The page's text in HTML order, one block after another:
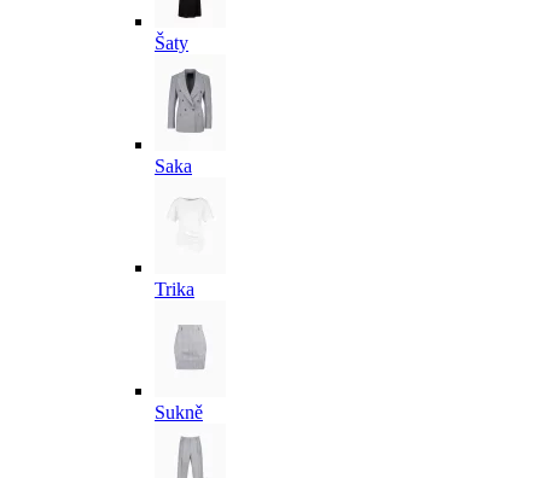
Šaty
Saka
Trika
Sukně